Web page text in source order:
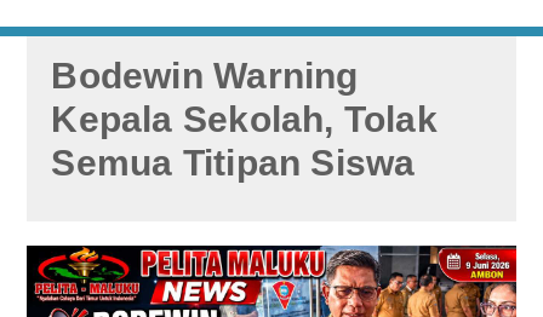
Bodewin Warning
Kepala Sekolah, Tolak
Semua Titipan Siswa